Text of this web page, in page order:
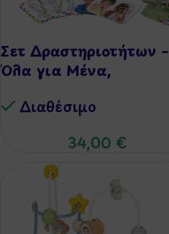
Σετ Δραστηριοτήτων –
Όλα για Μένα,
Διαθέσιμo
34,00 €